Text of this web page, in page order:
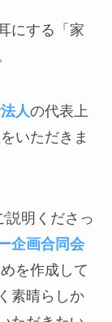
にする「家
人の代表上
いただきま
説明くださっ
企画合同会
を作成して
素晴らしか